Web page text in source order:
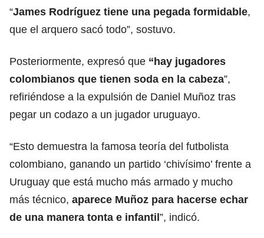
“James Rodríguez tiene una pegada formidable,
que el arquero sacó todo”, sostuvo.
Posteriormente, expresó que “hay jugadores
colombianos que tienen soda en la cabeza”,
refiriéndose a la expulsión de Daniel Muñoz tras
pegar un codazo a un jugador uruguayo.
“Esto demuestra la famosa teoría del futbolista
colombiano, ganando un partido ‘chivísimo’ frente a
Uruguay que está mucho más armado y mucho
más técnico, aparece Muñoz para hacerse echar
de una manera tonta e infantil”, indicó.